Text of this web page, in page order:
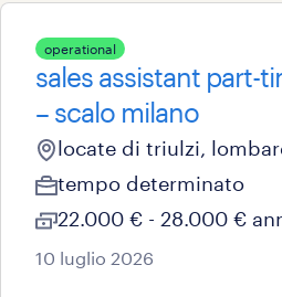
operational
sales assistant part-
– scalo milano
locate di triulzi,
tempo determinato
22.000 € - 28.000 €
10 luglio 2026